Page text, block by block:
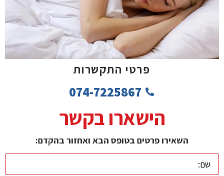
פרטי התקשרות
074-7225867
הישארו בקשר
השאירו פרטים בטופס הבא ואחזור בהקדם: